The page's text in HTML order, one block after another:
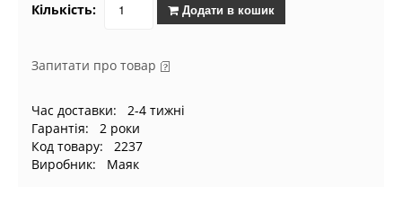
Кількість: Додати в кошик
Запитати про товар
Час доставки: 2-4 тижні
Гарантія: 2 роки
Код товару: 2237
Виробник: Маяк